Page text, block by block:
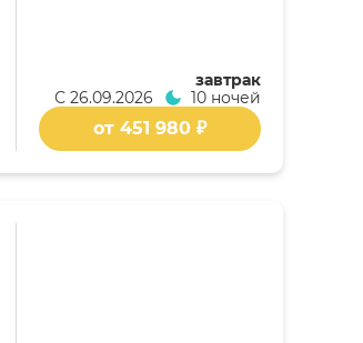
завтрак
С 26.09.2026 10 ночей
от 451 980 ₽